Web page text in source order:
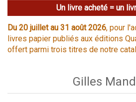
Un livre acheté = un
Du 20 juillet au 31 août 2026, pour
livres papier publiés aux éditions
offert parmi trois titres de notre
Gilles